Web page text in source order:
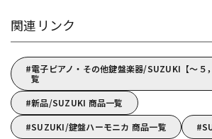
関連リンク
電子ピアノ・その他鍵盤楽器/SUZUKI【～５
覧
新品/SUZUKI 商品一覧
SUZUKI/鍵盤ハーモニカ 商品一覧